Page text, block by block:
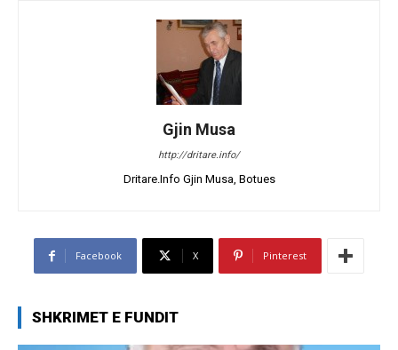
Gjin Musa
http://dritare.info/
Dritare.Info Gjin Musa, Botues
Facebook X Pinterest
SHKRIMET E FUNDIT